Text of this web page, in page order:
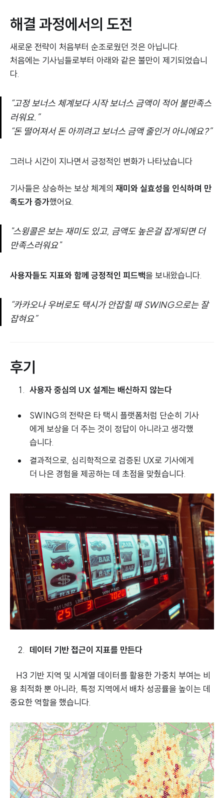
해결 과정에서의 도전
새로운 전략이 처음부터 순조로웠던 것은 아닙니다.
처음에는 기사님들로부터 아래와 같은 불만이 제기되었습니
다.
“고정 보너스 체계보다 시작 보너스 금액이 적어 불만족스
러워요.”
“돈 떨어져서 돈 아끼려고 보너스 금액 줄인거 아니에요?”
그러나 시간이 지나면서 긍정적인 변화가 나타났습니다
기사들은 상승하는 보상 체계의 재미와 실효성을 인식하며 만
족도가 증가했어요.
"스윙콜은 보는 재미도 있고, 금액도 높은걸 잡게되면 더
만족스러워요"
사용자들도 지표와 함께 긍정적인 피드백을 보내왔습니다.
“카카오나 우버로도 택시가 안잡힐 때 SWING으로는 잘
잡혀요”
후기
사용자 중심의 UX 설계는 배신하지 않는다
SWING의 전략은 타 택시 플랫폼처럼 단순히 기사
에게 보상을 더 주는 것이 정답이 아니라고 생각했
습니다.
결과적으로, 심리학적으로 검증된 UX로 기사에게
더 나은 경험을 제공하는 데 초점을 맞췄습니다.
데이터 기반 접근이 지표를 만든다
H3 기반 지역 및 시계열 데이터를 활용한 가중치 부여는 비
용 최적화 뿐 아니라, 특정 지역에서 배차 성공률을 높이는 데
중요한 역할을 했습니다.